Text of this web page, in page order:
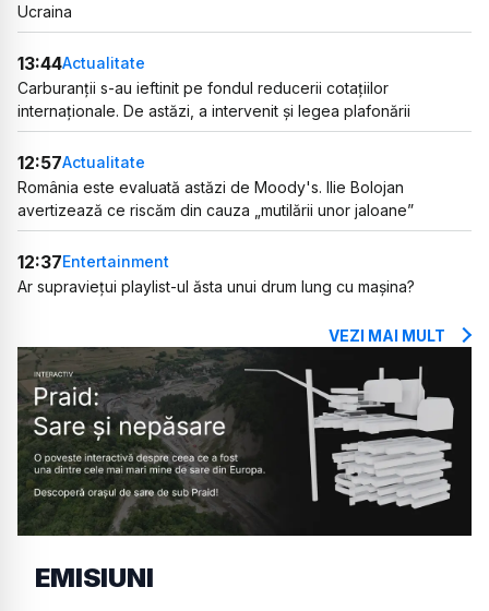
Ucraina
13:44Actualitate
Carburanții s-au ieftinit pe fondul reducerii cotațiilor
internaționale. De astăzi, a intervenit și legea plafonării
12:57Actualitate
România este evaluată astăzi de Moody's. Ilie Bolojan
avertizează ce riscăm din cauza „mutilării unor jaloane”
12:37Entertainment
Ar supraviețui playlist-ul ăsta unui drum lung cu mașina?
VEZI MAI MULT
EMISIUNI